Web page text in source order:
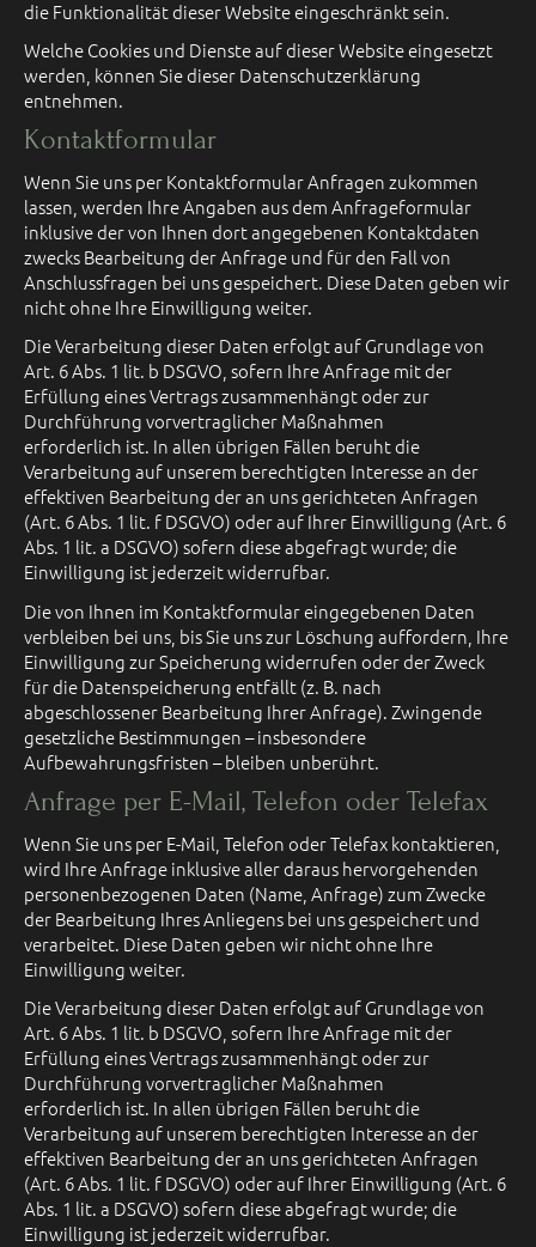
die Funktionalität dieser Website eingeschränkt sein.
Welche Cookies und Dienste auf dieser Website eingesetzt
werden, können Sie dieser Datenschutzerklärung
entnehmen.
Kontaktformular
Wenn Sie uns per Kontaktformular Anfragen zukommen
lassen, werden Ihre Angaben aus dem Anfrageformular
inklusive der von Ihnen dort angegebenen Kontaktdaten
zwecks Bearbeitung der Anfrage und für den Fall von
Anschlussfragen bei uns gespeichert. Diese Daten geben wir
nicht ohne Ihre Einwilligung weiter.
Die Verarbeitung dieser Daten erfolgt auf Grundlage von
Art. 6 Abs. 1 lit. b DSGVO, sofern Ihre Anfrage mit der
Erfüllung eines Vertrags zusammenhängt oder zur
Durchführung vorvertraglicher Maßnahmen
erforderlich ist. In allen übrigen Fällen beruht die
Verarbeitung auf unserem berechtigten Interesse an der
effektiven Bearbeitung der an uns gerichteten Anfragen
(Art. 6 Abs. 1 lit. f DSGVO) oder auf Ihrer Einwilligung (Art. 6
Abs. 1 lit. a DSGVO) sofern diese abgefragt wurde; die
Einwilligung ist jederzeit widerrufbar.
Die von Ihnen im Kontaktformular eingegebenen Daten
verbleiben bei uns, bis Sie uns zur Löschung auffordern, Ihre
Einwilligung zur Speicherung widerrufen oder der Zweck
für die Datenspeicherung entfällt (z. B. nach
abgeschlossener Bearbeitung Ihrer Anfrage). Zwingende
gesetzliche Bestimmungen – insbesondere
Aufbewahrungsfristen – bleiben unberührt.
Anfrage per E-Mail, Telefon oder Telefax
Wenn Sie uns per E-Mail, Telefon oder Telefax kontaktieren,
wird Ihre Anfrage inklusive aller daraus hervorgehenden
personenbezogenen Daten (Name, Anfrage) zum Zwecke
der Bearbeitung Ihres Anliegens bei uns gespeichert und
verarbeitet. Diese Daten geben wir nicht ohne Ihre
Einwilligung weiter.
Die Verarbeitung dieser Daten erfolgt auf Grundlage von
Art. 6 Abs. 1 lit. b DSGVO, sofern Ihre Anfrage mit der
Erfüllung eines Vertrags zusammenhängt oder zur
Durchführung vorvertraglicher Maßnahmen
erforderlich ist. In allen übrigen Fällen beruht die
Verarbeitung auf unserem berechtigten Interesse an der
effektiven Bearbeitung der an uns gerichteten Anfragen
(Art. 6 Abs. 1 lit. f DSGVO) oder auf Ihrer Einwilligung (Art. 6
Abs. 1 lit. a DSGVO) sofern diese abgefragt wurde; die
Einwilligung ist jederzeit widerrufbar.